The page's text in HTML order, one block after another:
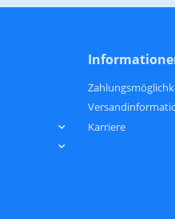
Karriere